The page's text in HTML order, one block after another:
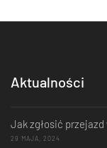
Aktualności
Jak zgłosić przejazd
29 MAJA, 2024